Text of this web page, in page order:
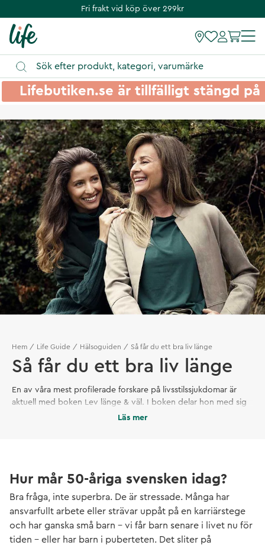
Fri frakt vid köp över 299kr
Lifebutiken.se är tillfälligt stängd
Hem Life Guide Hälsoguiden Så får du ett bra liv länge
Så får du ett bra liv länge
En av våra mest profilerade forskare på livsstilssjukdomar är
aktuell med boken Lev länge & väl. I boken delar hon med sig
av tips och råd – baserat på sin samlade kunskap från sina år
Läs mer
Hur mår 50-åriga svensken idag?
Bra fråga, inte superbra. De är stressade. Många har
ansvarfullt arbete eller strävar uppåt på en karriärstege
och har ganska små barn – vi får barn senare i livet nu för
tiden – eller har barn i puberteten. Det sliter på